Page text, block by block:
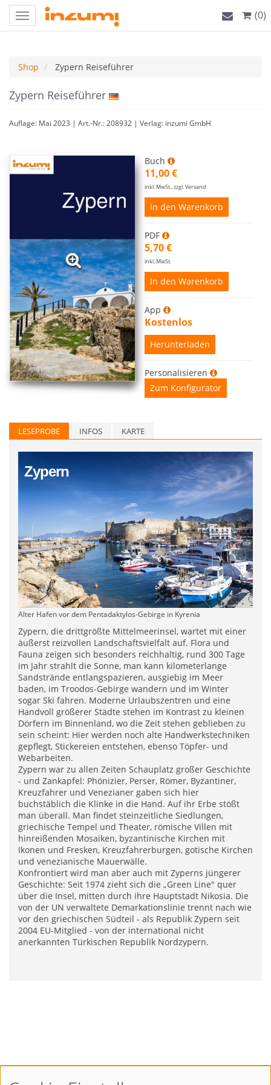
Toggle
navigation
(0)
Shop Zypern Reiseführer
Zypern Reiseführer
Auflage: Mai 2023 | Art.-Nr.: 208932 | Verlag: inzumi GmbH
Buch
11,00 €
inkl. MwSt., zzgl. Versand
In den Warenkorb
PDF
5,70 €
inkl. MwSt.
In den Warenkorb
App
Kostenlos
Herunterladen
Personalisieren
Zum Konfigurator
LESEPROBE INFOS KARTE
Zypern
Alter Hafen vor dem Pentadaktylos-Gebirge in Kyrenia
Zypern, die drittgrößte Mittelmeerinsel, wartet mit einer
äußerst reizvollen Landschaftsvielfalt auf. Flora und
Fauna zeigen sich besonders reichhaltig, rund 300 Tage
im Jahr strahlt die Sonne, man kann kilometerlange
Sandstrände entlangspazieren, ausgiebig im Meer
baden, im Troodos-Gebirge wandern und im Winter
sogar Ski fahren. Moderne Urlaubszentren und eine
Handvoll größerer Städte stehen im Kontrast zu kleinen
Dörfern im Binnenland, wo die Zeit stehen geblieben zu
sein scheint: Hier werden noch alte Handwerkstechniken
gepflegt, Stickereien entstehen, ebenso Töpfer- und
Webarbeiten.
Zypern war zu allen Zeiten Schauplatz großer Geschichte
- und Zankapfel: Phönizier, Perser, Römer, Byzantiner,
Kreuzfahrer und Venezianer gaben sich hier
buchstäblich die Klinke in die Hand. Auf ihr Erbe stößt
man überall. Man findet steinzeitliche Siedlungen,
griechische Tempel und Theater, römische Villen mit
hinreißenden Mosaiken, byzantinische Kirchen mit
Ikonen und Fresken, Kreuzfahrerburgen, gotische Kirchen
und venezianische Mauerwälle.
Konfrontiert wird man aber auch mit Zyperns jüngerer
Geschichte: Seit 1974 zieht sich die „Green Line" quer
über die Insel, mitten durch ihre Hauptstadt Nikosia. Die
von der UN verwaltete Demarkationslinie trennt nach wie
vor den griechischen Südteil - als Republik Zypern seit
2004 EU-Mitglied - von der international nicht
anerkannten Türkischen Republik Nordzypern.